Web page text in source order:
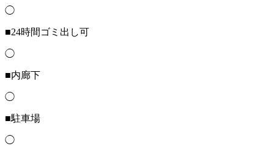
◯
■24時間ゴミ出し可
◯
■内廊下
◯
■駐車場
◯